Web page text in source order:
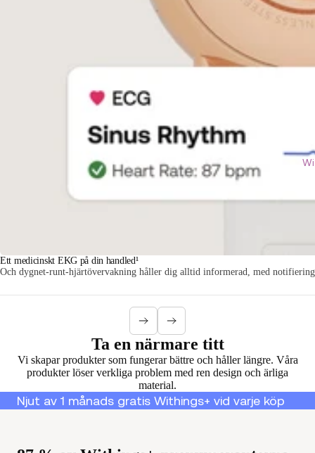
Ett medicinskt EKG på din handled¹
Och dygnet-runt-hjärtövervakning håller dig alltid informerad, med
Ta en närmare titt
Vi skapar produkter som fungerar bättre och håller längre. Våra
produkter löser verkliga problem med ren design och ärliga
material.
Njut av 1 månads gratis Withings+ vid varje köp